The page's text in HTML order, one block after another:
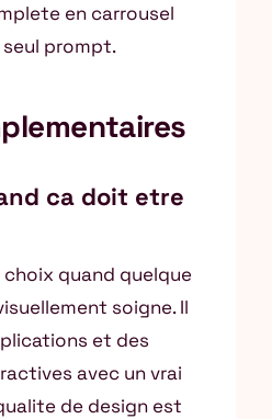
en carrousel
seul prompt.
ca doit etre
quand quelque
soigne. Il
et des
avec un vrai
de design est